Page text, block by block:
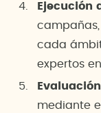
Ejecución
cada
expertos
mediante